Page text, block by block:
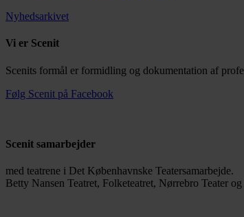
Nyhedsarkivet
Vi er Scenit
Scenits formål er formidling og dokumentation af
Følg Scenit på Facebook
Scenit samarbejder
med teatrene i Det Københavnske Teatersamarbejde.
Betty Nansen Teatret, Folketeatret, Nørrebro Teater